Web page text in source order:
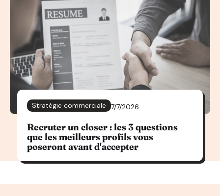
Stratégie commerciale 7/7/2026
Recruter un closer : les 3 questions
que les meilleurs profils vous
poseront avant d'accepter